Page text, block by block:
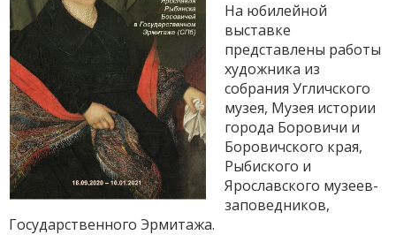
На юбилейной
выставке
представлены работы
художника из
собрания Угличского
музея, Музея истории
города Боровичи и
Боровичского края,
Рыбиского и
Ярославского музеев-
заповедников,
Государственного Эрмитажа.